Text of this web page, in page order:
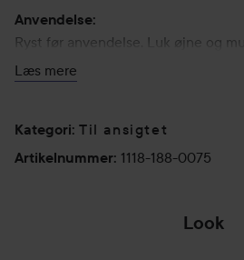
Anvendelse:
Ryst før anvendelse. Luk øjne og
spray jævnt over hele ansigtet fra
ikke produktet. Hvis produktet
vand hvis dine øjne føles irriterede.
75 ml
Læs mere
Kategori: Til ansigtet
Artikelnummer: 1118-188-0075
Look